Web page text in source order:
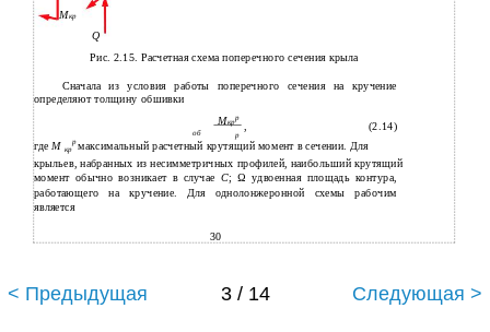
Мкр
Q
Рис. 2.15. Расчетная схема поперечного сечения крыла
Сначала из условия работы поперечного сечения на кручение
определяют толщину обшивки
об
Мкр
р
, (2.14)
р
где M кр
рмаксимальный расчетный крутящий момент в сечении. Для
крыльев, набранных из несимметричных профилей, наибольший крутящий
момент обычно возникает в случае С; Ω удвоенная площадь контура,
работающего на кручение. Для однолонжеронной схемы рабочим
является
30
< Предыдущая 3 / 14 Следующая >